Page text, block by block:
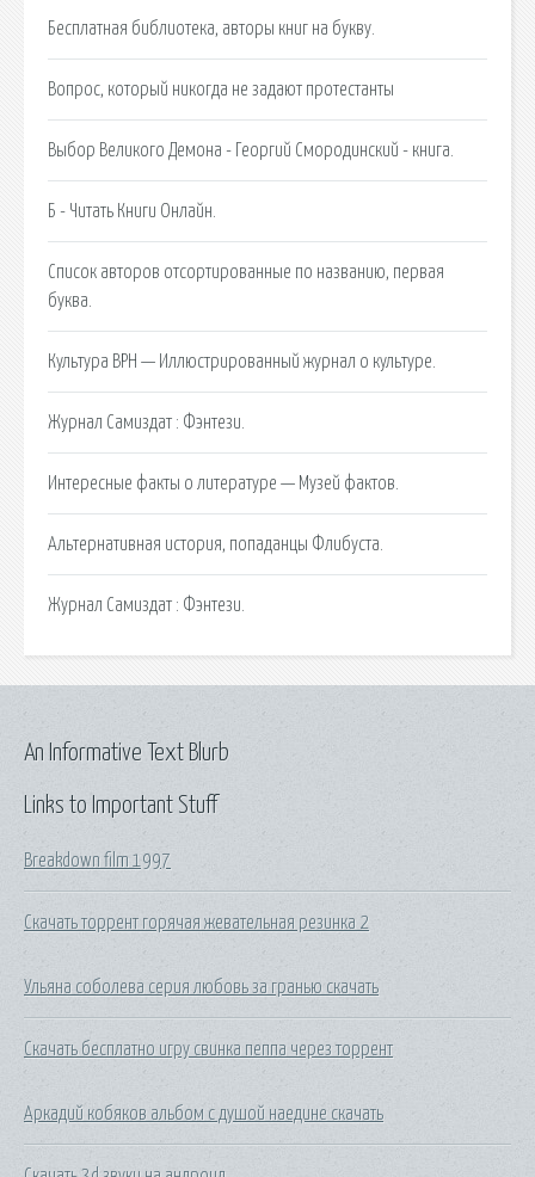
Бесплатная библиотека, авторы книг на букву.
Вопрос, который никогда не задают протестанты
Выбор Великого Демона - Георгий Смородинский - книга.
Б - Читать Книги Онлайн.
Список авторов отсортированные по названию, первая
буква.
Культура ВРН — Иллюстрированный журнал о культуре.
Журнал Самиздат : Фэнтези.
Интересные факты о литературе — Музей фактов.
Альтернативная история, попаданцы Флибуста.
Журнал Самиздат : Фэнтези.
Links to Important Stuff
Breakdown film 1997
Скачать торрент горячая жевательная резинка 2
Ульяна соболева серия любовь за гранью скачать
Скачать бесплатно игру свинка пеппа через торрент
Аркадий кобяков альбом с душой наедине скачать
An Informative Text Blurb